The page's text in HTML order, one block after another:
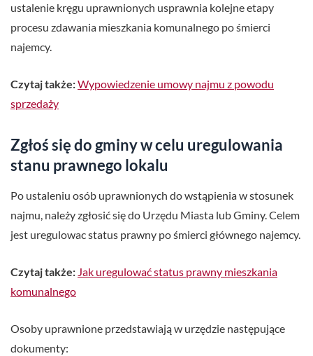
ustalenie kręgu uprawnionych usprawnia kolejne etapy
procesu zdawania mieszkania komunalnego po śmierci
najemcy.
Czytaj także:Wypowiedzenie umowy najmu z powodu
sprzedaży
Zgłoś się do gminy w celu uregulowania
stanu prawnego lokalu
Po ustaleniu osób uprawnionych do wstąpienia w stosunek
najmu, należy zgłosić się do Urzędu Miasta lub Gminy. Celem
jest uregulowac status prawny po śmierci głównego najemcy.
Czytaj także: Jak uregulować status prawny mieszkania
komunalnego
Osoby uprawnione przedstawiają w urzędzie następujące
dokumenty: